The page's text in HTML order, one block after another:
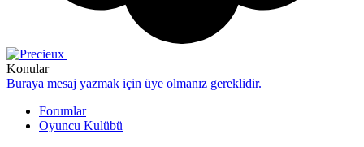
Konular
Buraya mesaj yazmak için üye olmanız gereklidir.
Forumlar
Oyuncu Kulübü